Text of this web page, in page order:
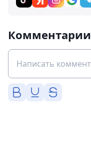
Комментарии